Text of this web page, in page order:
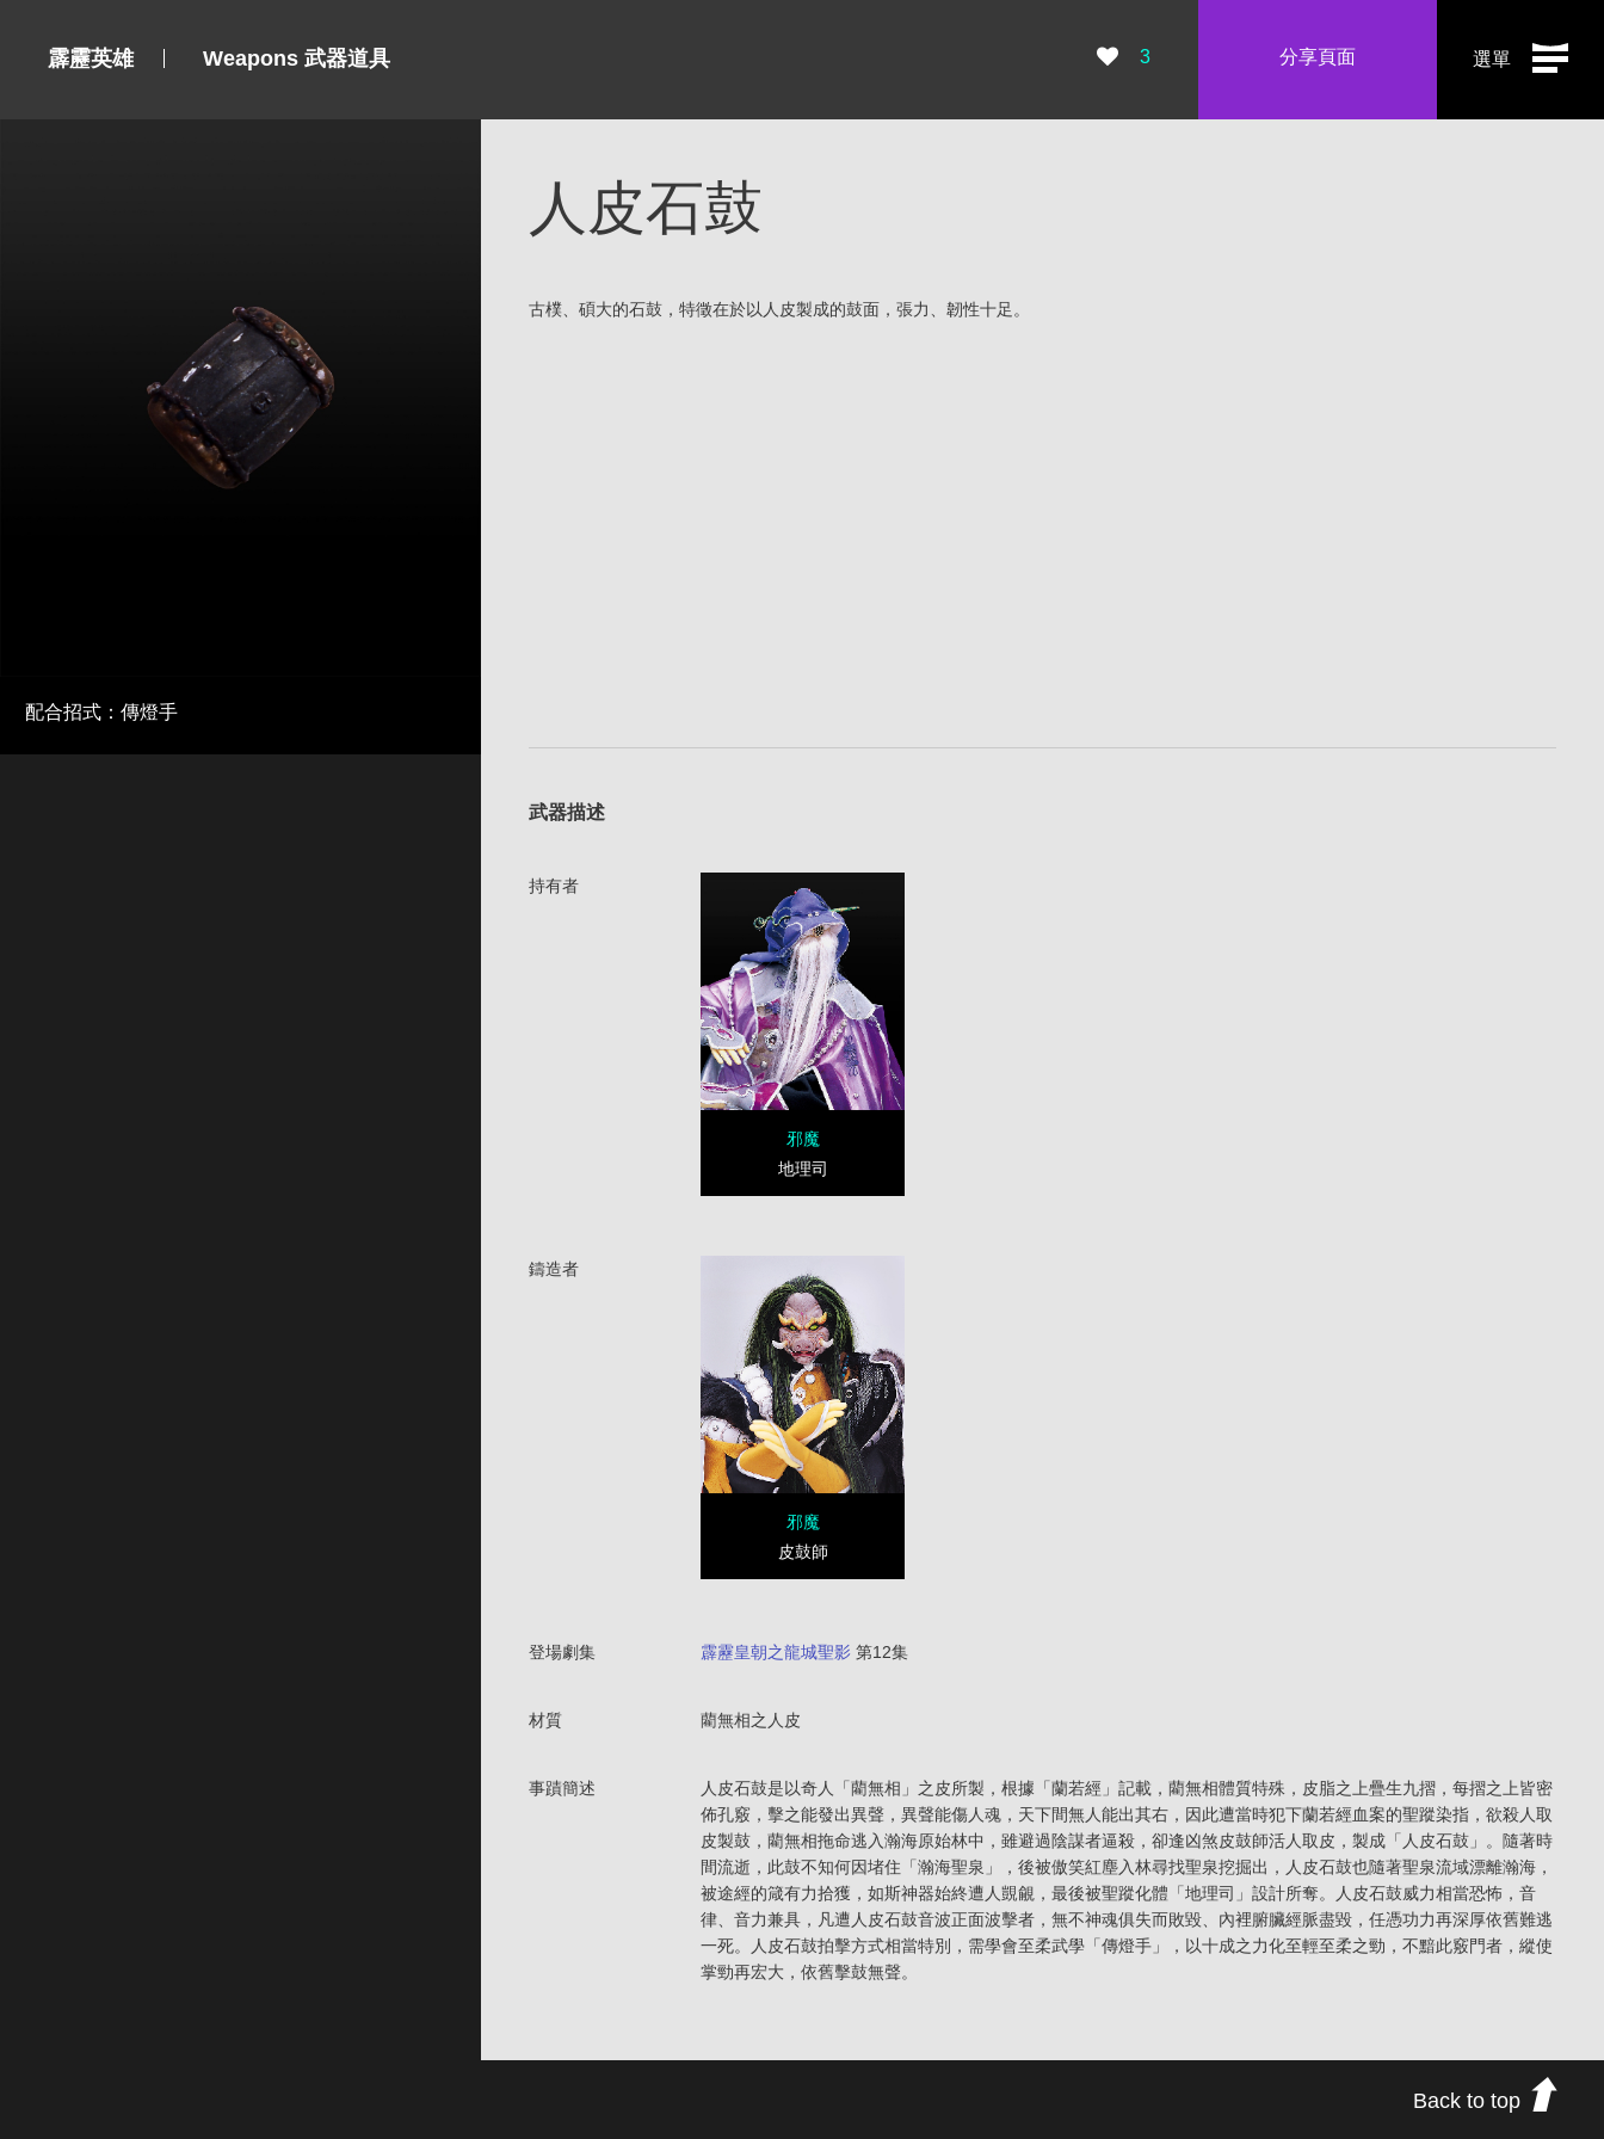
選單
霹靂英雄 Weapons 武器道具 瀏覽數：
3 分享頁面
配合招式：傳燈手
人皮石鼓
古樸、碩大的石鼓，特徵在於以人皮製成的鼓面，張力、韌性十足。
武器描述
持有者
邪魔
地理司
鑄造者
邪魔
皮鼓師
登場劇集 霹靂皇朝之龍城聖影第12集
材質 藺無相之人皮
事蹟簡述
人皮石鼓是以奇人「藺無相」之皮所製，根據「蘭若經」記載，藺無相體質特殊，皮脂之上疊生九摺，每摺之上皆密
佈孔竅，擊之能發出異聲，異聲能傷人魂，天下間無人能出其右，因此遭當時犯下蘭若經血案的聖蹤染指，欲殺人取
皮製鼓，藺無相拖命逃入瀚海原始林中，雖避過陰謀者逼殺，卻逢凶煞皮鼓師活人取皮，製成「人皮石鼓」。隨著時
間流逝，此鼓不知何因堵住「瀚海聖泉」，後被傲笑紅塵入林尋找聖泉挖掘出，人皮石鼓也隨著聖泉流域漂離瀚海，
被途經的箴有力拾獲，如斯神器始終遭人覬覦，最後被聖蹤化體「地理司」設計所奪。人皮石鼓威力相當恐怖，音
律、音力兼具，凡遭人皮石鼓音波正面波擊者，無不神魂俱失而敗毀、內裡腑臟經脈盡毀，任憑功力再深厚依舊難逃
一死。人皮石鼓拍擊方式相當特別，需學會至柔武學「傳燈手」，以十成之力化至輕至柔之勁，不黯此竅門者，縱使
掌勁再宏大，依舊擊鼓無聲。
Back to top